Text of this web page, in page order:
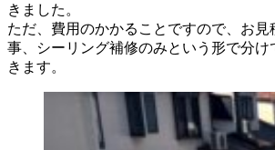
きました。
ただ、費用のかかることですので、お見
事、シーリング補修のみという形で分け
きます。